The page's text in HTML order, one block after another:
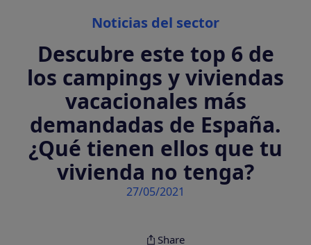
Categories
Noticias del sector
Descubre este top 6 de
los campings y viviendas
vacacionales más
demandadas de España.
¿Qué tienen ellos que tu
vivienda no tenga?
27/05/2021
Share